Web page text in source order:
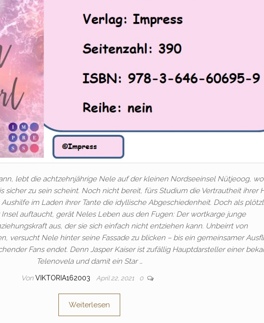
lebt die achtzehnjährige Nele auf der kleinen Nordseeinsel Nütjeoog,
sicher zu sein scheint. Noch nicht bereit, fürs Studium die Vertrautheit ihrer
im Laden ihrer Tante die idyllische Abgeschiedenheit. Doch als
auftaucht, gerät Neles Leben aus den Fugen: Der wortkarge junge
aus, der sie sich einfach nicht entziehen kann. Unbeirrt von
versucht Nele hinter seine Fassade zu blicken – bis ein gemeinsamer
Fans endet. Denn Jasper Kaiser ist zufällig Hauptdarsteller einer
Telenovela und damit ein Star …
Von VIKTORIA162003 April 22, 2021 0
Weiterlesen